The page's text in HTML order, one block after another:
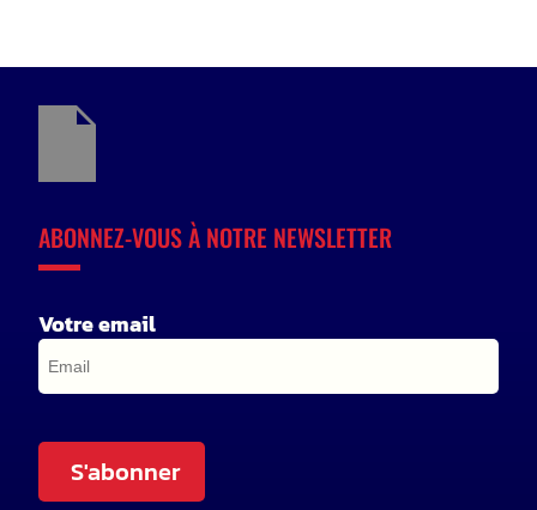
ABONNEZ-VOUS À NOTRE NEWSLETTER
Votre email
S'abonner